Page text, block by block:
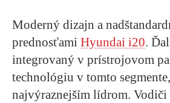
Moderný dizajn a
prednosťami Hyundai i20.
integrovaný v prístrojovom
technológiu v tomto
najvýraznejším lídrom.